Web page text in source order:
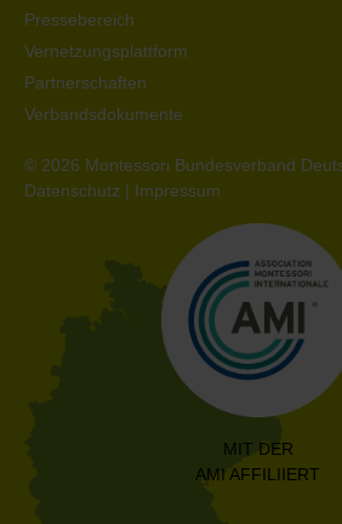
Pressebereich
Vernetzungsplattform
Partnerschaften
Verbandsdokumente
© 2026 Montessori Bundesverband
Datenschutz | Impressum
MIT DER
AMI AFFILIIERT